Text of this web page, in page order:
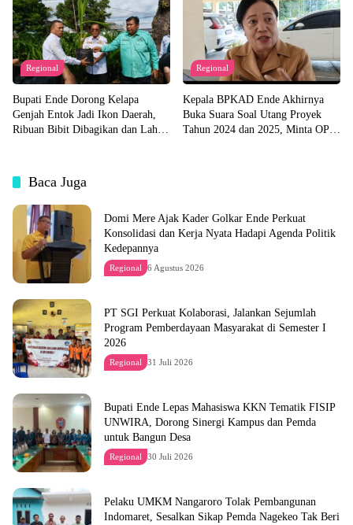
Regional
Bupati Ende Dorong Kelapa
Genjah Entok Jadi Ikon Daerah,
Ribuan Bibit Dibagikan dan Lahan
Regional
Kepala BPKAD Ende Akhirnya
Buka Suara Soal Utang Proyek
Tahun 2024 dan 2025, Minta OPD
Baca Juga
Domi Mere Ajak Kader Golkar Ende Perkuat
Konsolidasi dan Kerja Nyata Hadapi Agenda Politik
Kedepannya
Regional 6 Agustus 2026
PT SGI Perkuat Kolaborasi, Jalankan Sejumlah
Program Pemberdayaan Masyarakat di Semester I
2026
Regional 31 Juli 2026
Bupati Ende Lepas Mahasiswa KKN Tematik FISIP
UNWIRA, Dorong Sinergi Kampus dan Pemda
untuk Bangun Desa
Regional 30 Juli 2026
Pelaku UMKM Nangaroro Tolak Pembangunan
Indomaret, Sesalkan Sikap Pemda Nagekeo Tak Beri